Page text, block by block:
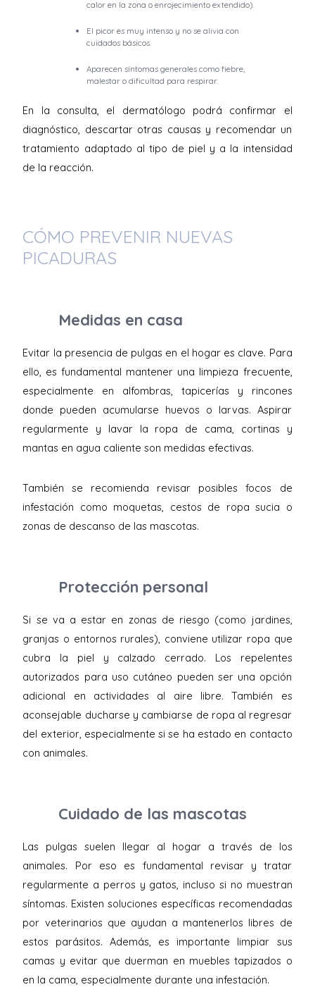
calor en la zona o enrojecimiento extendido).
El picor es muy intenso y no se alivia con
cuidados básicos.
Aparecen síntomas generales como fiebre,
malestar o dificultad para respirar.
En la consulta, el dermatólogo podrá confirmar el
diagnóstico, descartar otras causas y recomendar un
tratamiento adaptado al tipo de piel y a la intensidad
de la reacción.
CÓMO PREVENIR NUEVAS
PICADURAS
Medidas en casa
Evitar la presencia de pulgas en el hogar es clave. Para
ello, es fundamental mantener una limpieza frecuente,
especialmente en alfombras, tapicerías y rincones
donde pueden acumularse huevos o larvas. Aspirar
regularmente y lavar la ropa de cama, cortinas y
mantas en agua caliente son medidas efectivas.
También se recomienda revisar posibles focos de
infestación como moquetas, cestos de ropa sucia o
zonas de descanso de las mascotas.
Protección personal
Si se va a estar en zonas de riesgo (como jardines,
granjas o entornos rurales), conviene utilizar ropa que
cubra la piel y calzado cerrado. Los repelentes
autorizados para uso cutáneo pueden ser una opción
adicional en actividades al aire libre. También es
aconsejable ducharse y cambiarse de ropa al regresar
del exterior, especialmente si se ha estado en contacto
con animales.
Cuidado de las mascotas
Las pulgas suelen llegar al hogar a través de los
animales. Por eso es fundamental revisar y tratar
regularmente a perros y gatos, incluso si no muestran
síntomas. Existen soluciones específicas recomendadas
por veterinarios que ayudan a mantenerlos libres de
estos parásitos. Además, es importante limpiar sus
camas y evitar que duerman en muebles tapizados o
en la cama, especialmente durante una infestación.